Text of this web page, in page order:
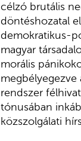
célzó brutális
döntéshozatal
demokratikus-
magyar
morális
megbélyegezve
rendszer
tónusában
közszolgálati